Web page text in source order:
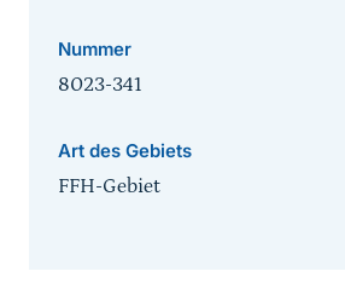
Nummer
8023-341
Art des Gebiets
FFH-Gebiet